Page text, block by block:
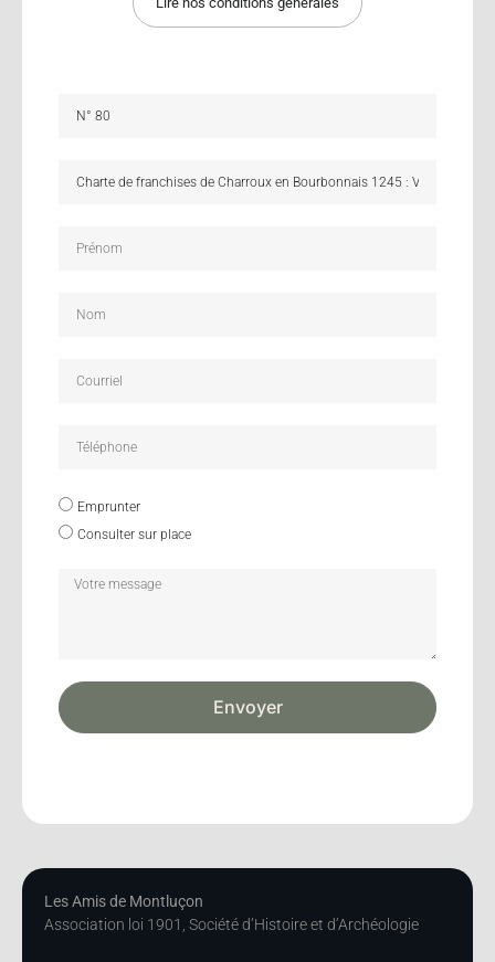
Emprunter
Consulter sur place
Envoyer
Les Amis de Montluçon
Association loi 1901, Société d’Histoire et d’Archéologie